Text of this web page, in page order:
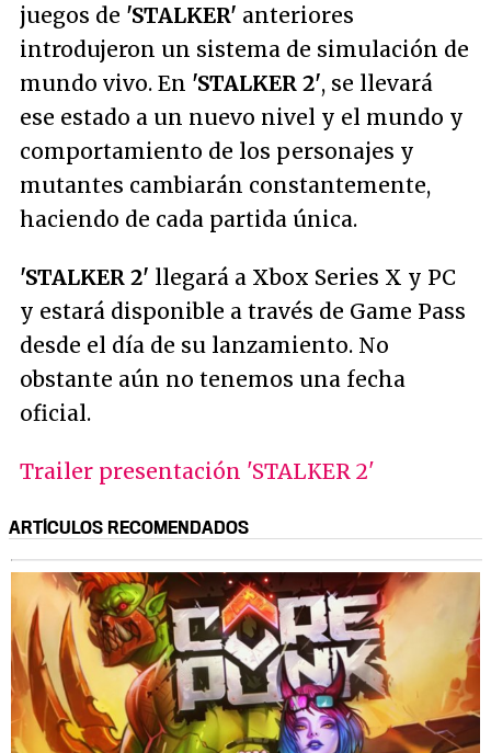
juegos de 'STALKER' anteriores
introdujeron un sistema de simulación de
mundo vivo. En 'STALKER 2', se llevará
ese estado a un nuevo nivel y el mundo y
comportamiento de los personajes y
mutantes cambiarán constantemente,
haciendo de cada partida única.
'STALKER 2' llegará a Xbox Series X y PC
y estará disponible a través de Game Pass
desde el día de su lanzamiento. No
obstante aún no tenemos una fecha
oficial.
Trailer presentación 'STALKER 2'
ARTÍCULOS RECOMENDADOS